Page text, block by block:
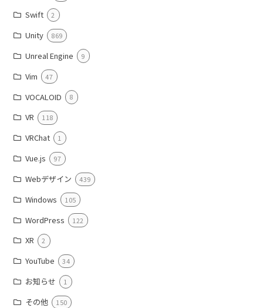
Swift 2
Unity 869
Unreal Engine 9
Vim 47
VOCALOID 8
VR 118
VRChat 1
Vue.js 97
Webデザイン 439
Windows 105
WordPress 122
XR 2
YouTube 34
お知らせ 1
その他 150